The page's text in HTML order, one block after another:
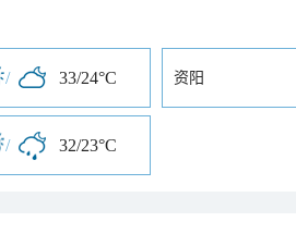
/ 33/24°C 资阳
/ 32/23°C